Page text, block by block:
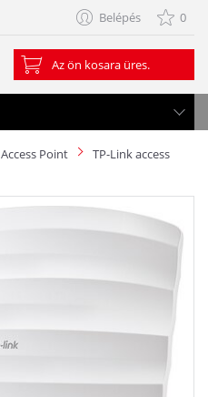
Belépés 0
Az ön kosara üres.
Access Point
TP-Link access